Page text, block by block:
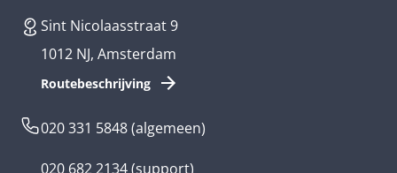
App laten maken
Bedrijfsapp
Sint Nicolaasstraat 9
1012 NJ, Amsterdam
Routebeschrijving
020 331 5848(algemeen)
020 682 2134(support)